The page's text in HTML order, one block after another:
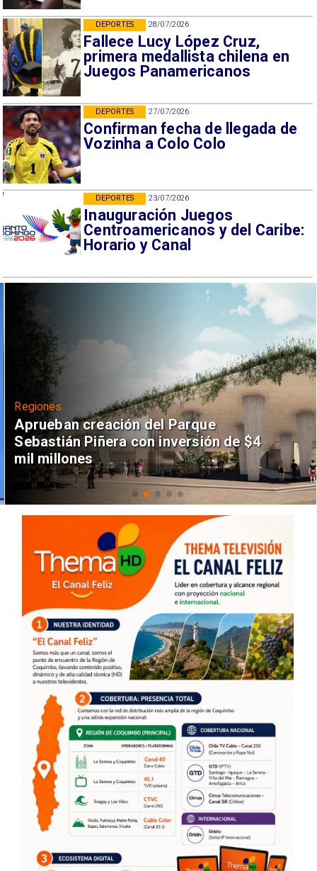
28/07/2026
Fallece Lucy López Cruz,
primera medallista chilena en
Juegos Panamericanos
DEPORTES
27/07/2026
Confirman fecha de llegada de
Vozinha a Colo Colo
DEPORTES
23/07/2026
Inauguración Juegos
Centroamericanos y del Caribe:
Horario y Canal
DEPORTES
Regiones
Aprueban creación del Parque
Sebastián Piñera con inversión de $4
mil millones